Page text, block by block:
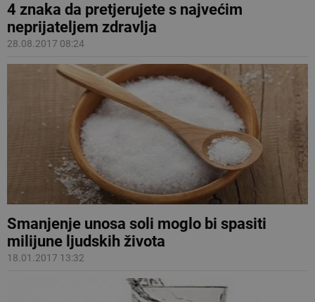
4 znaka da pretjerujete s najvećim
neprijateljem zdravlja
28.08.2017 08:24
Smanjenje unosa soli moglo bi spasiti
milijune ljudskih života
18.01.2017 13:32